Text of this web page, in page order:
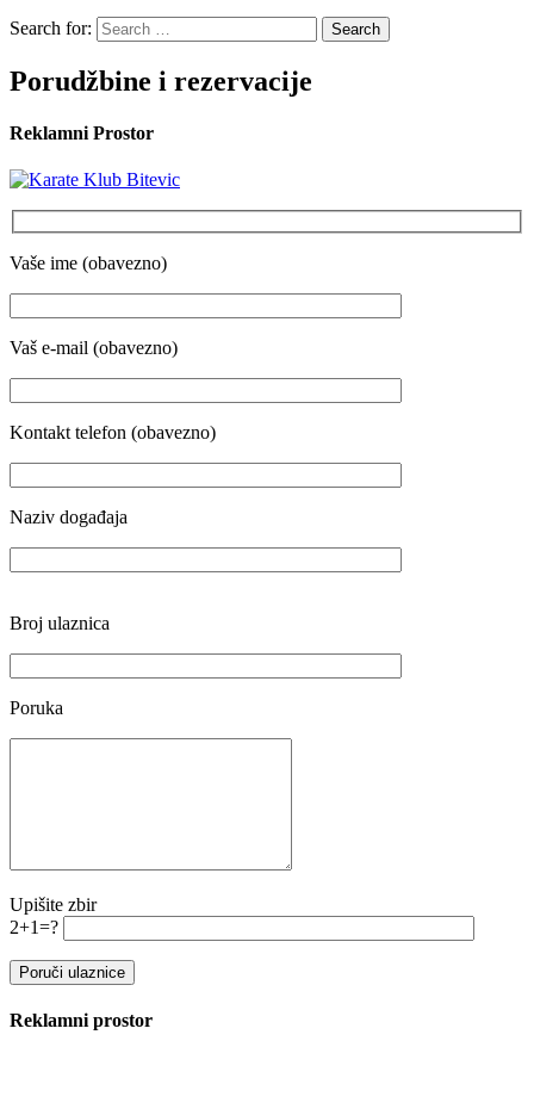
Search for:
Porudžbine i rezervacije
Reklamni Prostor
Vaše ime (obavezno)
Vaš e-mail (obavezno)
Kontakt telefon (obavezno)
Naziv događaja
Broj ulaznica
Poruka
Upišite zbir
2+1=?
Reklamni prostor